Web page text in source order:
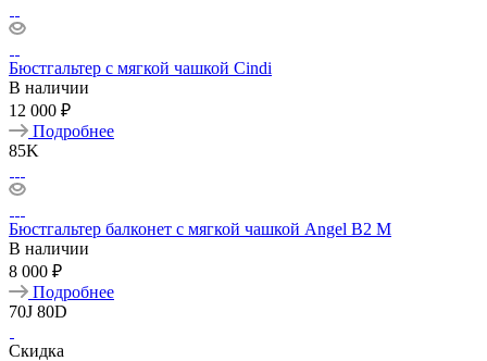
Бюстгальтер с мягкой чашкой Cindi
В наличии
12 000 ₽
Подробнее
85K
Бюстгальтер балконет с мягкой чашкой Angel B2 M
В наличии
8 000 ₽
Подробнее
70J 80D
Скидка